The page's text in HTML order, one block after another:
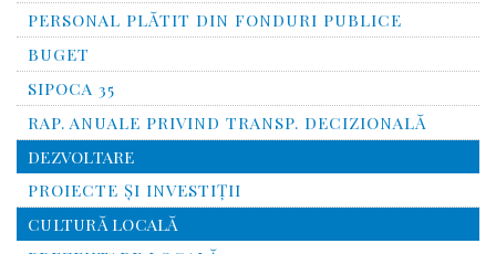
PERSONAL PLĂTIT DIN FONDURI PUBLICE
BUGET
SIPOCA 35
RAP. ANUALE PRIVIND TRANSP. DECIZIONALĂ
DEZVOLTARE
PROIECTE ȘI INVESTIȚII
CULTURĂ LOCALĂ